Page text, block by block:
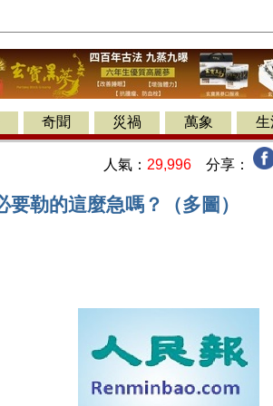
奇聞 災禍 萬象 生
人氣： 29,996 分享：
勒的這麼急嗎？（多圖）